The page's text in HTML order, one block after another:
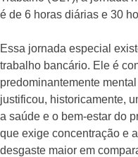
é de 6 horas diárias e 30
Essa jornada especial
trabalho bancário. Ele é
predominantemente
justificou, historicamente,
a saúde e o bem-estar do
que exige concentração e
desgaste maior em